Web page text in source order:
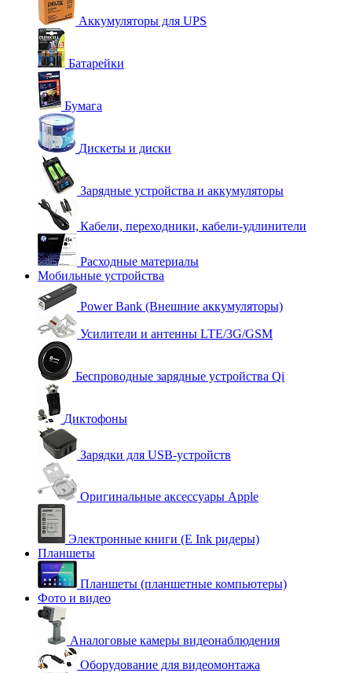
Аккумуляторы для UPS
Батарейки
Бумага
Дискеты и диски
Зарядные устройства и аккумуляторы
Кабели, переходники, кабели-удлинители
Расходные материалы
Мобильные устройства
Power Bank (Внешние аккумуляторы)
Усилители и антенны LTE/3G/GSM
Беспроводные зарядные устройства Qi
Диктофоны
Зарядки для USB-устройств
Оригинальные аксессуары Apple
Электронные книги (E Ink ридеры)
Планшеты
Планшеты (планшетные компьютеры)
Фото и видео
Аналоговые камеры видеонаблюдения
Оборудование для видеомонтажа